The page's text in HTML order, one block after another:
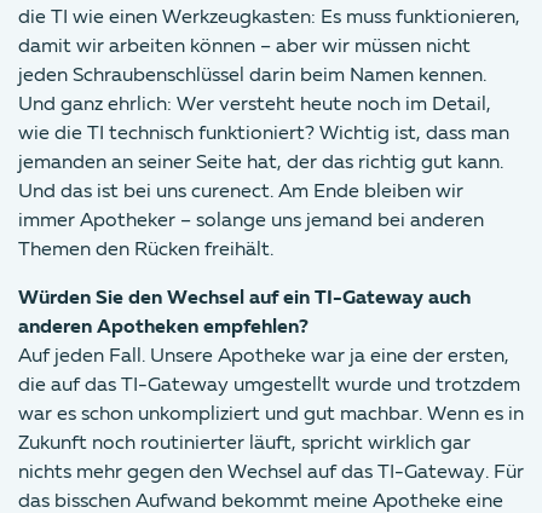
die TI wie einen Werkzeugkasten: Es muss funktionieren,
damit wir arbeiten können – aber wir müssen nicht
jeden Schraubenschlüssel darin beim Namen kennen.
Und ganz ehrlich: Wer versteht heute noch im Detail,
wie die TI technisch funktioniert? Wichtig ist, dass man
jemanden an seiner Seite hat, der das richtig gut kann.
Und das ist bei uns curenect. Am Ende bleiben wir
immer Apotheker – solange uns jemand bei anderen
Themen den Rücken freihält.
Würden Sie den Wechsel auf ein TI-Gateway auch
anderen Apotheken empfehlen?
Auf jeden Fall. Unsere Apotheke war ja eine der ersten,
die auf das TI-Gateway umgestellt wurde und trotzdem
war es schon unkompliziert und gut machbar. Wenn es in
Zukunft noch routinierter läuft, spricht wirklich gar
nichts mehr gegen den Wechsel auf das TI-Gateway. Für
das bisschen Aufwand bekommt meine Apotheke eine